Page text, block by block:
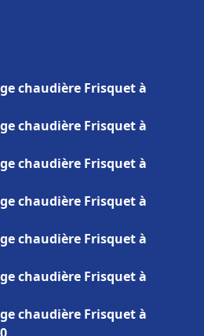
chaudière Frisquet à
chaudière Frisquet à
chaudière Frisquet à
chaudière Frisquet à
chaudière Frisquet à
chaudière Frisquet à
chaudière Frisquet à